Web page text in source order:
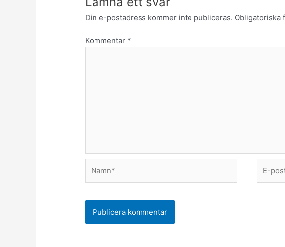
Din e-postadress kommer inte publiceras. Obligatoriska
Kommentar *
post*